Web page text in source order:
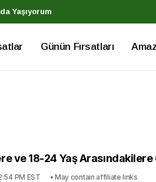
Yaşıyorum
Günün Fırsatları
ve 18-24 Yaş
PM EST • May contain affiliate links